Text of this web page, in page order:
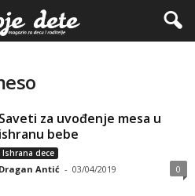
Saveti za uvođenje mesa u
ishranu bebe
Ishrana dece
Dragan Antić - 03/04/2019 0